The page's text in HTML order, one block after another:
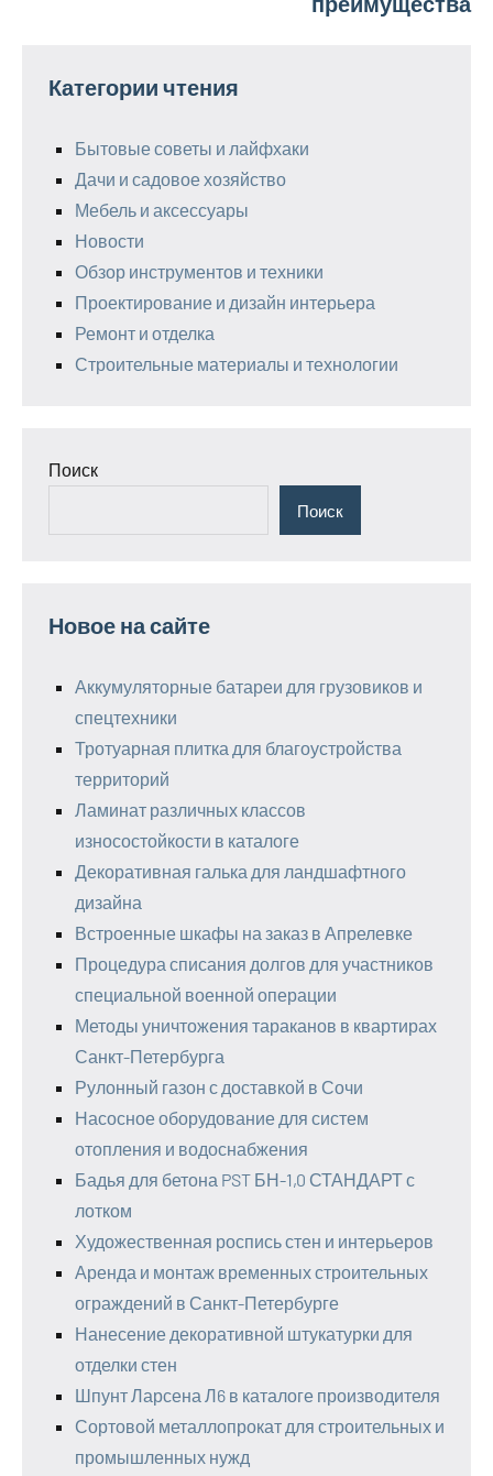
Категории чтения
Бытовые советы и лайфхаки
Дачи и садовое хозяйство
Мебель и аксессуары
Новости
Обзор инструментов и техники
Проектирование и дизайн интерьера
Ремонт и отделка
Строительные материалы и технологии
Поиск
Поиск
Новое на сайте
Аккумуляторные батареи для грузовиков и
спецтехники
Тротуарная плитка для благоустройства
территорий
Ламинат различных классов
износостойкости в каталоге
Декоративная галька для ландшафтного
дизайна
Встроенные шкафы на заказ в Апрелевке
Процедура списания долгов для участников
специальной военной операции
Методы уничтожения тараканов в квартирах
Санкт-Петербурга
Рулонный газон с доставкой в Сочи
Насосное оборудование для систем
отопления и водоснабжения
Бадья для бетона PST БН-1,0 СТАНДАРТ с
лотком
Художественная роспись стен и интерьеров
Аренда и монтаж временных строительных
ограждений в Санкт-Петербурге
Нанесение декоративной штукатурки для
отделки стен
Шпунт Ларсена Л6 в каталоге производителя
Сортовой металлопрокат для строительных и
промышленных нужд